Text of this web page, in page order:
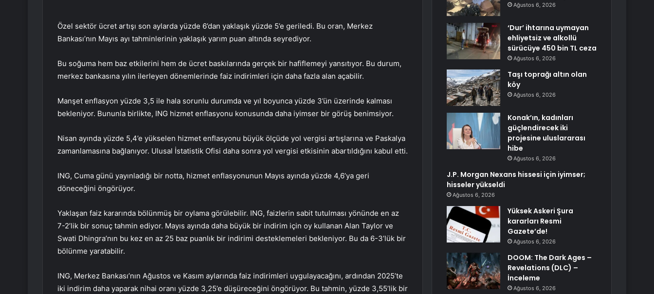
Özel sektör ücret artışı son aylarda yüzde 6’dan yaklaşık yüzde 5’e geriledi. Bu oran, Merkez
Bankası’nın Mayıs ayı tahminlerinin yaklaşık yarım puan altında seyrediyor.
Bu soğuma hem baz etkilerini hem de ücret baskılarında gerçek bir hafiflemeyi yansıtıyor. Bu durum,
merkez bankasına yılın ilerleyen dönemlerinde faiz indirimleri için daha fazla alan açabilir.
Manşet enflasyon yüzde 3,5 ile hala sorunlu durumda ve yıl boyunca yüzde 3’ün üzerinde kalması
bekleniyor. Bununla birlikte, ING hizmet enflasyonu konusunda daha iyimser bir görüş benimsiyor.
Nisan ayında yüzde 5,4’e yükselen hizmet enflasyonu büyük ölçüde yol vergisi artışlarına ve Paskalya
zamanlamasına bağlanıyor. Ulusal İstatistik Ofisi daha sonra yol vergisi etkisinin abartıldığını kabul etti.
ING, Cuma günü yayınladığı bir notta, hizmet enflasyonunun Mayıs ayında yüzde 4,6’ya geri
döneceğini öngörüyor.
Yaklaşan faiz kararında bölünmüş bir oylama görülebilir. ING, faizlerin sabit tutulması yönünde en az
7-2’lik bir sonuç tahmin ediyor. Mayıs ayında daha büyük bir indirim için oy kullanan Alan Taylor ve
Swati Dhingra’nın bu kez en az 25 baz puanlık bir indirimi desteklemeleri bekleniyor. Bu da 6-3’lük bir
bölünme yaratabilir.
ING, Merkez Bankası’nın Ağustos ve Kasım aylarında faiz indirimleri uygulayacağını, ardından 2025’te
iki indirim daha yaparak nihai oranı yüzde 3,25’e düşüreceğini öngörüyor. Bu tahmin, yüzde 3,55’lik bir
Ağustos 6, 2026
‘Dur’ ihtarına uymayan
ehliyetsiz ve alkollü
sürücüye 450 bin TL ceza
Ağustos 6, 2026
Taşı toprağı altın olan
köy
Ağustos 6, 2026
Konak’ın, kadınları
güçlendirecek iki
projesine uluslararası
hibe
Ağustos 6, 2026
J.P. Morgan Nexans hissesi için iyimser;
hisseler yükseldi
Ağustos 6, 2026
Yüksek Askeri Şura
kararları Resmi
Gazete’de!
Ağustos 6, 2026
DOOM: The Dark Ages –
Revelations (DLC) –
İnceleme
Ağustos 6, 2026